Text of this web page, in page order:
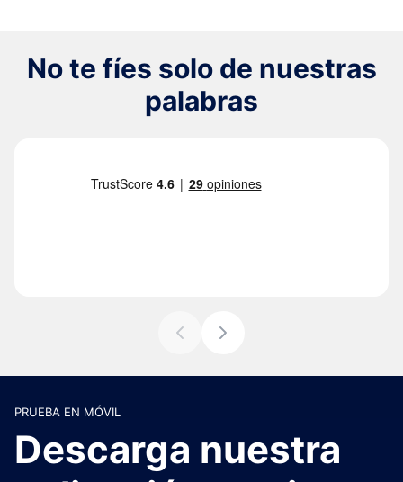
No te fíes solo de nuestras
palabras
PRUEBA EN MÓVIL
Descarga nuestra